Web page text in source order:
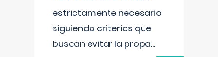
estrictamente necesario
siguiendo criterios que
buscan evitar la propa...